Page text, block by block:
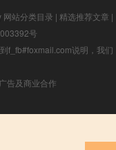
网站分类目录 | 精选推荐文章 |
号
f_fb#foxmail.com说明，我们
告及商业合作